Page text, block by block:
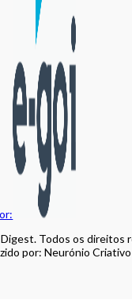
Todos os direitos
por: Neurónio Criativo